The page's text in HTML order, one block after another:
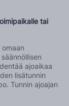
tai
ajoaikaa
lisätunnin
Tunnin ajoajan